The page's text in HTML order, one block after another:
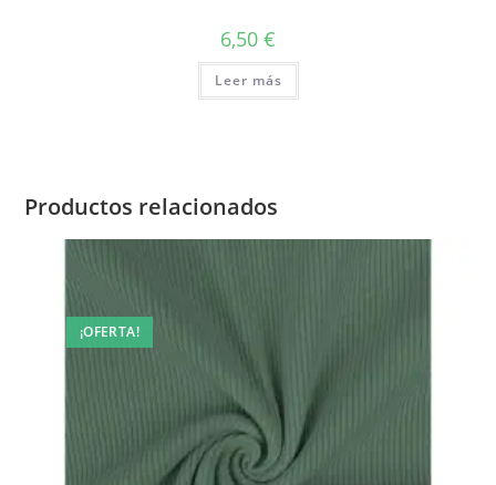
6,50 €
Leer más
Productos relacionados
¡OFERTA!